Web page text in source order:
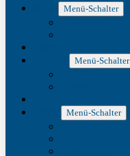
Menü-Schalter
Menü-Schalter
Menü-Schalter